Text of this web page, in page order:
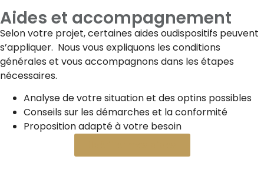
Aides et accompagnement
Selon votre projet, certaines aides oudispositifs peuvent
s’appliquer. Nous vous expliquons les conditions
générales et vous accompagnons dans les étapes
nécessaires.
Analyse de votre situation et des optins possibles
Conseils sur les démarches et la conformité
Proposition adapté à votre besoin